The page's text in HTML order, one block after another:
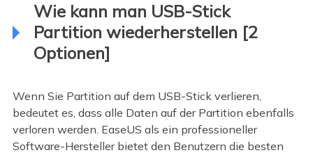
Wie kann man USB-Stick
Partition wiederherstellen [2
Optionen]
Wenn Sie Partition auf dem USB-Stick verlieren,
bedeutet es, dass alle Daten auf der Partition ebenfalls
verloren werden. EaseUS als ein professioneller
Software-Hersteller bietet den Benutzern die besten